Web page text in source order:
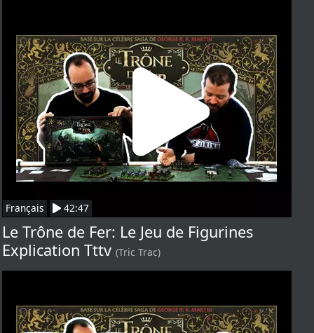
Français 42:47
Le Trône de Fer: Le Jeu de Figurines
Explication Tttv (Tric Trac)